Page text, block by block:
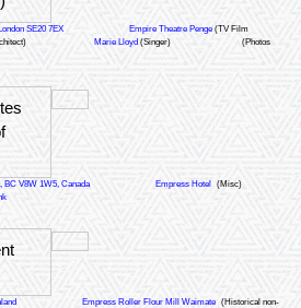
SE20 7EX Empire Theatre Penge (TV Film
Marie Lloyd (Singer)
(Photos
BC V8W 1W5, Canada Empress Hotel
(Misc)
Empress Roller Flour Mill Waimate (Historical non-